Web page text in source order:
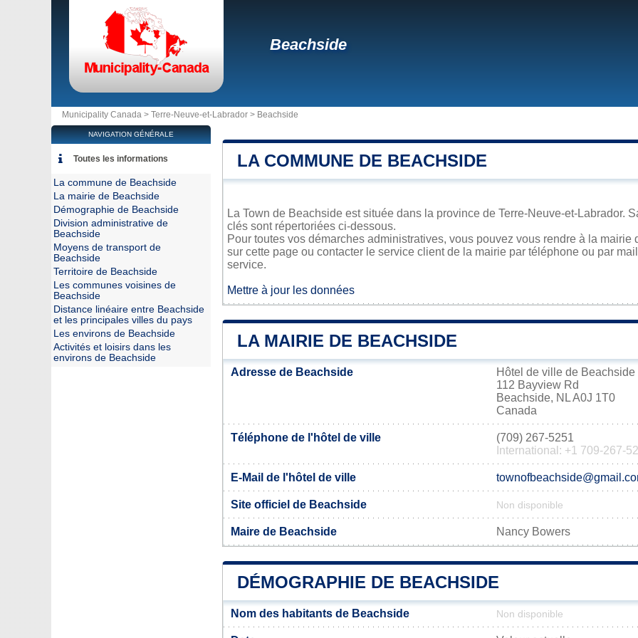
Beachside
Municipality Canada > Terre-Neuve-et-Labrador > Beachside
LA COMMUNE DE BEACHSIDE
La Town de Beachside est située dans la province de Terre-Neuve-et-Labrador.
clés sont répertoriées ci-dessous.
Pour toutes vos démarches administratives, vous pouvez vous rendre à la
sur cette page ou contacter le service client de la mairie par téléphone ou par
service.
Mettre à jour les données
LA MAIRIE DE BEACHSIDE
Adresse de Beachside
Hôtel de ville de Beachside
112 Bayview Rd
Beachside, NL A0J 1T0
Canada
Téléphone de l'hôtel de ville
(709) 267-5251
International: +1 709-267-
E-Mail de l'hôtel de ville
Site officiel de Beachside Non disponible
Maire de Beachside Nancy Bowers
DÉMOGRAPHIE DE BEACHSIDE
Nom des habitants de Beachside Non disponible
NAVIGATION GÉNÉRALE
Toutes les informations
La commune de Beachside
La mairie de Beachside
Démographie de Beachside
Division administrative de
Beachside
Moyens de transport de
Beachside
Territoire de Beachside
Les communes voisines de
Beachside
Distance linéaire entre Beachside
et les principales villes du pays
Les environs de Beachside
Activités et loisirs dans les
environs de Beachside